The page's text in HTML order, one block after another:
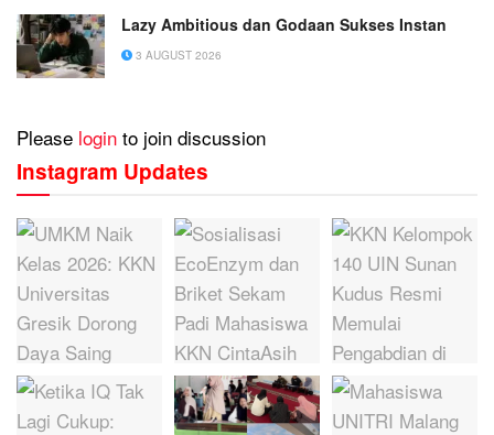
Lazy Ambitious dan Godaan Sukses Instan
3 AUGUST 2026
Please login to join discussion
Instagram Updates